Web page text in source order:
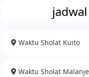
Waktu Sholat Kuito
Waktu Sholat Malanje